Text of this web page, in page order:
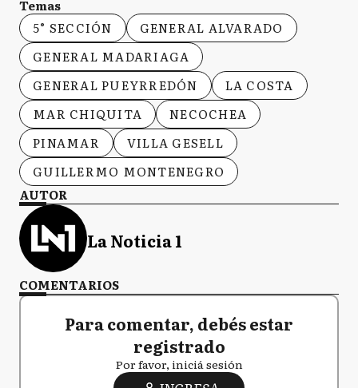
Temas
5° SECCIÓN
GENERAL ALVARADO
GENERAL MADARIAGA
GENERAL PUEYRREDÓN
LA COSTA
MAR CHIQUITA
NECOCHEA
PINAMAR
VILLA GESELL
GUILLERMO MONTENEGRO
AUTOR
La Noticia 1
COMENTARIOS
Para comentar, debés estar
registrado
Por favor, iniciá sesión